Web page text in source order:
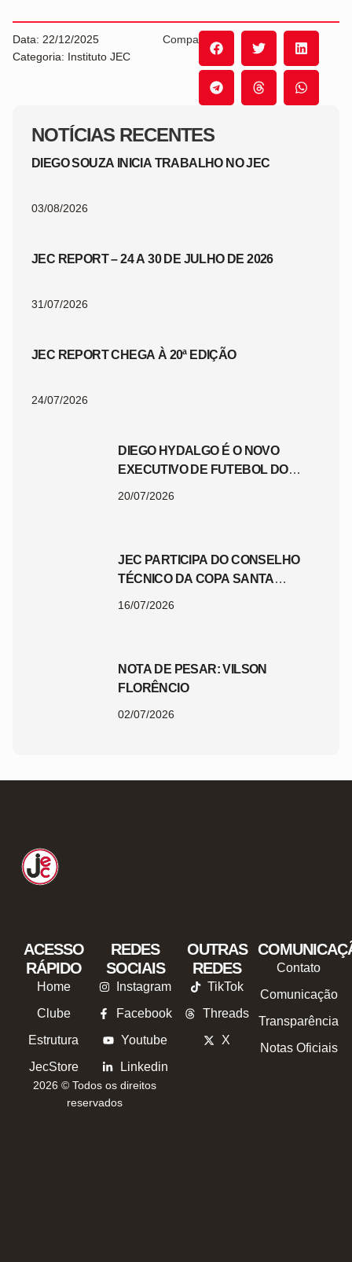
NOTÍCIAS RECENTES
DIEGO SOUZA INICIA TRABALHO NO JEC
03/08/2026
JEC REPORT – 24 A 30 DE JULHO DE 2026
31/07/2026
JEC REPORT CHEGA À 20ª EDIÇÃO
24/07/2026
DIEGO HYDALGO É O NOVO
EXECUTIVO DE FUTEBOL DO
20/07/2026
JEC PARTICIPA DO CONSELHO
TÉCNICO DA COPA SANTA
16/07/2026
NOTA DE PESAR: VILSON
FLORÊNCIO
02/07/2026
Data: 22/12/2025
Categoria: Instituto JEC
Compartilhe:
ACESSO
RÁPIDO
Home
Clube
Estrutura
JecStore
REDES
SOCIAIS
Instagram
Facebook
Youtube
Linkedin
OUTRAS
REDES
TikTok
Threads
X
Contato
Comunicação
Transparência
Notas Oficiais
2026 © Todos os direitos
reservados